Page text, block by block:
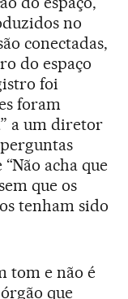
no
conectadas,
do espaço
foi
foram
a um diretor
“Não acha que
que os
tenham sido
tom e não é
que